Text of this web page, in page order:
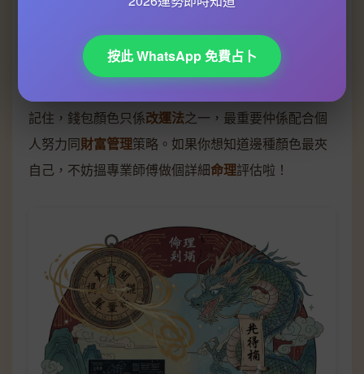
包。結果2026年首季，佢嘅
偏財運明顯好轉，仲簽到
幾個大單！所以話，顏色嘅力量真係唔可以睇小㗎！
記住，錢包顏色只係改運法之一，最重要仲係配合個
人努力同財富管理策略。如果你想知道邊種顏色最夾
自己，不妨搵專業師傅做個詳細命理評估啦！
按此 WhatsApp 免費占卜